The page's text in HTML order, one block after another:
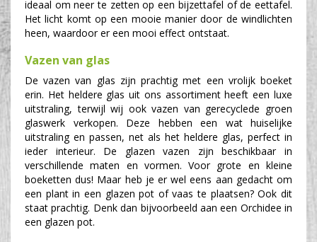
ideaal om neer te zetten op een bijzettafel of de eettafel.
Het licht komt op een mooie manier door de windlichten
heen, waardoor er een mooi effect ontstaat.
Vazen van glas
De vazen van glas zijn prachtig met een vrolijk boeket
erin. Het heldere glas uit ons assortiment heeft een luxe
uitstraling, terwijl wij ook vazen van gerecyclede groen
glaswerk verkopen. Deze hebben een wat huiselijke
uitstraling en passen, net als het heldere glas, perfect in
ieder interieur. De glazen vazen zijn beschikbaar in
verschillende maten en vormen. Voor grote en kleine
boeketten dus! Maar heb je er wel eens aan gedacht om
een plant in een glazen pot of vaas te plaatsen? Ook dit
staat prachtig. Denk dan bijvoorbeeld aan een Orchidee in
een glazen pot.